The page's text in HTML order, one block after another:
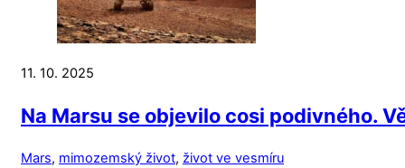
11. 10. 2025
Na Marsu se objevilo cosi podivného.
Mars, mimozemský život, život ve vesmíru